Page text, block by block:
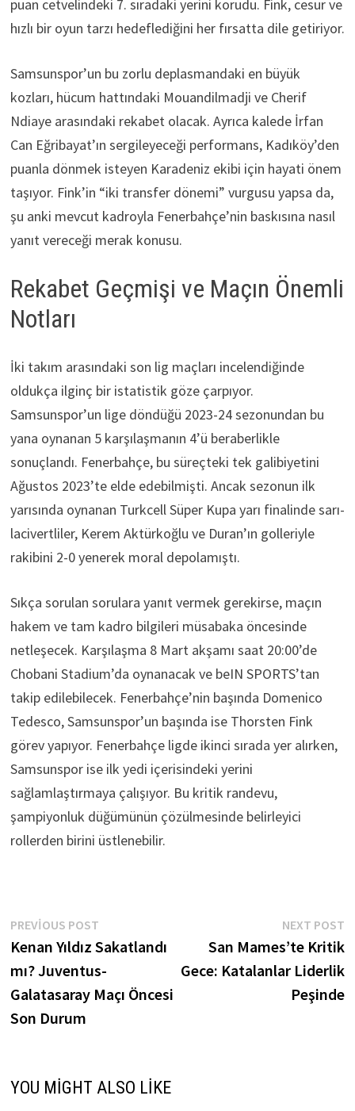
puan cetvelindeki 7. sıradaki yerini korudu. Fink, cesur ve
hızlı bir oyun tarzı hedeflediğini her fırsatta dile getiriyor.
Samsunspor’un bu zorlu deplasmandaki en büyük
kozları, hücum hattındaki Mouandilmadji ve Cherif
Ndiaye arasındaki rekabet olacak. Ayrıca kalede İrfan
Can Eğribayat’ın sergileyeceği performans, Kadıköy’den
puanla dönmek isteyen Karadeniz ekibi için hayati önem
taşıyor. Fink’in “iki transfer dönemi” vurgusu yapsa da,
şu anki mevcut kadroyla Fenerbahçe’nin baskısına nasıl
yanıt vereceği merak konusu.
Rekabet Geçmişi ve Maçın Önemli
Notları
İki takım arasındaki son lig maçları incelendiğinde
oldukça ilginç bir istatistik göze çarpıyor.
Samsunspor’un lige döndüğü 2023-24 sezonundan bu
yana oynanan 5 karşılaşmanın 4’ü beraberlikle
sonuçlandı. Fenerbahçe, bu süreçteki tek galibiyetini
Ağustos 2023’te elde edebilmişti. Ancak sezonun ilk
yarısında oynanan Turkcell Süper Kupa yarı finalinde sarı-
lacivertliler, Kerem Aktürkoğlu ve Duran’ın golleriyle
rakibini 2-0 yenerek moral depolamıştı.
Sıkça sorulan sorulara yanıt vermek gerekirse, maçın
hakem ve tam kadro bilgileri müsabaka öncesinde
netleşecek. Karşılaşma 8 Mart akşamı saat 20:00’de
Chobani Stadium’da oynanacak ve beIN SPORTS’tan
takip edilebilecek. Fenerbahçe’nin başında Domenico
Tedesco, Samsunspor’un başında ise Thorsten Fink
görev yapıyor. Fenerbahçe ligde ikinci sırada yer alırken,
Samsunspor ise ilk yedi içerisindeki yerini
sağlamlaştırmaya çalışıyor. Bu kritik randevu,
şampiyonluk düğümünün çözülmesinde belirleyici
rollerden birini üstlenebilir.
Yazı
gezinmesi
PREVIOUS POSTPrevious
post:
Kenan Yıldız Sakatlandı
mı? Juventus-
Galatasaray Maçı Öncesi
Son Durum
NEXT POST
San Mames’te Kritik
Gece: Katalanlar Liderlik
Peşinde
YOU MIGHT ALSO LIKE